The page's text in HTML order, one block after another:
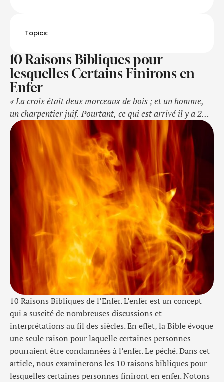
Topics:
10 Raisons Bibliques pour
lesquelles Certains Finirons en
Enfer
« La croix était deux morceaux de bois ; et un homme,
un charpentier juif. Pourtant, ce qui est arrivé il y a 2
000 ans a changé la vie de milliards de personnes à
travers le monde. Quelle est la signification de la croix ?
Pourquoi Jésus-Christ est-il mort sur ce morceau de
bois ? …
10 Raisons Bibliques de l’Enfer. L’enfer est un concept
qui a suscité de nombreuses discussions et
interprétations au fil des siècles. En effet, la Bible évoque
une seule raison pour laquelle certaines personnes
pourraient être condamnées à l’enfer. Le péché. Dans cet
article, nous examinerons les 10 raisons bibliques pour
lesquelles certaines personnes finiront en enfer. Notons